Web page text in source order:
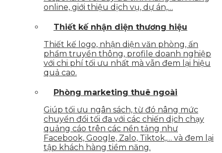
online, giới thiệu dịch vụ, dự án,…
Thiết kế nhận diện thương hiệu
Thiết kế logo, nhận diện văn phòng, ấn
phẩm truyền thông, profile doanh nghiệp
với chi phí tối ưu nhất mà vẫn đem lại hiệu
quả cao.
Phòng marketing thuê ngoài
Giúp tối ưu ngân sách, từ đó nâng mức
chuyển đổi tối đa với các chiến dịch chạy
quảng cáo trên các nền tảng như
Facebook, Google, Zalo, Tiktok,… và đem lại
tập khách hàng tiềm năng.